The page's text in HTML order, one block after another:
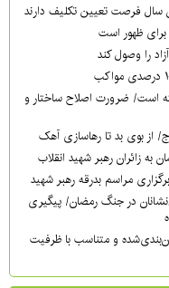
سال فرصت تعیین تکلیف دارند
برای ظهور است
را وصول کند
است/ ضرورت اصلاح ساختار و
از بوی بد تا رهاسازی آهک
زائران رهبر شهید انقلاب
مراسم بدرقه رهبر شهید
در جنگ رمضان/ پیگیری
و متناسب با ظرفیت